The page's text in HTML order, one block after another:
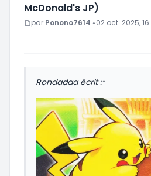
McDonald's JP)
Message
par Ponono7614 »02 oct. 2025,
Rondadaa écrit :↑